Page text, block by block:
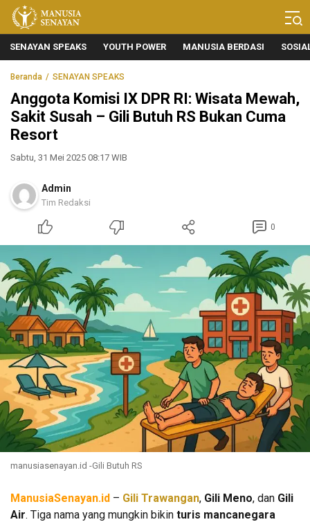
Manusia Senayan
Manusia Bicara, Senayan Bersuara
SENAYAN SPEAKS YOUTH POWER MANUSIA BERDASI
Beranda SENAYAN SPEAKS
Anggota Komisi IX DPR RI: Wisata Mewah,
Sakit Susah – Gili Butuh RS Bukan Cuma
Resort
Sabtu, 31 Mei 2025 08:17 WIB
Admin
Tim Redaksi
0
manusiasenayan.id -Gili Butuh RS
ManusiaSenayan.id – Gili Trawangan, Gili Meno, dan Gili
Air. Tiga nama yang mungkin bikin turis mancanegara